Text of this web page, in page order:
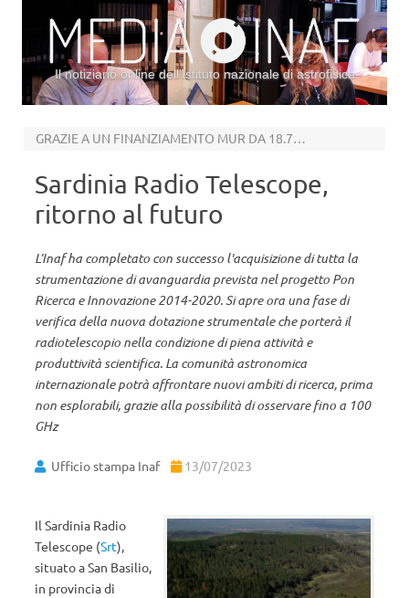
Il notiziario online dell’Istituto nazionale di astrofisica
GRAZIE A UN FINANZIAMENTO MUR DA 18.7 MILIONI DI EURO
Sardinia Radio Telescope,
ritorno al futuro
L’Inaf ha completato con successo l'acquisizione di tutta la
strumentazione di avanguardia prevista nel progetto Pon
Ricerca e Innovazione 2014-2020. Si apre ora una fase di
verifica della nuova dotazione strumentale che porterà il
radiotelescopio nella condizione di piena attività e
produttività scientifica. La comunità astronomica
internazionale potrà affrontare nuovi ambiti di ricerca, prima
non esplorabili, grazie alla possibilità di osservare fino a 100
GHz
Ufficio stampa Inaf 13/07/2023
Il Sardinia Radio
Telescope (Srt),
situato a San Basilio,
in provincia di